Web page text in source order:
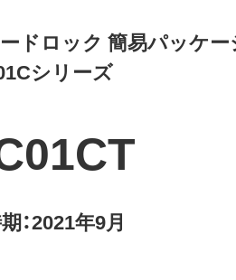
ドロック 簡易パッケ
シリーズ
：2021年9月